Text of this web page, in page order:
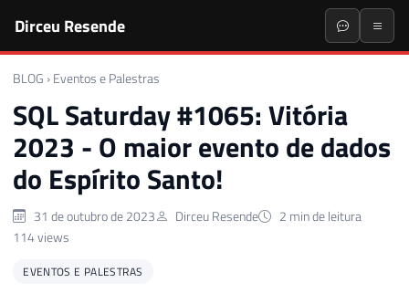
Dirceu Resende
BLOG › Eventos e Palestras
SQL Saturday #1065: Vitória
2023 - O maior evento de dados
do Espírito Santo!
31 de outubro de 2023 Dirceu Resende
2 min de leitura
114 views
EVENTOS E PALESTRAS